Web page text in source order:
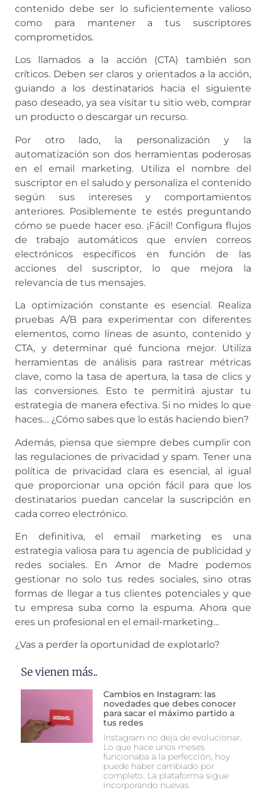
contenido debe ser lo suficientemente valioso
como para mantener a tus suscriptores
comprometidos.
Los llamados a la acción (CTA) también son
críticos. Deben ser claros y orientados a la acción,
guiando a los destinatarios hacia el siguiente
paso deseado, ya sea visitar tu sitio web, comprar
un producto o descargar un recurso.
Por otro lado, la personalización y la
automatización son dos herramientas poderosas
en el email marketing. Utiliza el nombre del
suscriptor en el saludo y personaliza el contenido
según sus intereses y comportamientos
anteriores. Posiblemente te estés preguntando
cómo se puede hacer eso. ¡Fácil! Configura flujos
de trabajo automáticos que envíen correos
electrónicos específicos en función de las
acciones del suscriptor, lo que mejora la
relevancia de tus mensajes.
La optimización constante es esencial. Realiza
pruebas A/B para experimentar con diferentes
elementos, como líneas de asunto, contenido y
CTA, y determinar qué funciona mejor. Utiliza
herramientas de análisis para rastrear métricas
clave, como la tasa de apertura, la tasa de clics y
las conversiones. Esto te permitirá ajustar tu
estrategia de manera efectiva. Si no mides lo que
haces… ¿Cómo sabes que lo estás haciendo bien?
Además, piensa que siempre debes cumplir con
las regulaciones de privacidad y spam. Tener una
política de privacidad clara es esencial, al igual
que proporcionar una opción fácil para que los
destinatarios puedan cancelar la suscripción en
cada correo electrónico.
En definitiva, el email marketing es una
estrategia valiosa para tu agencia de publicidad y
redes sociales. En Amor de Madre podemos
gestionar no solo tus redes sociales, sino otras
formas de llegar a tus clientes potenciales y que
tu empresa suba como la espuma. Ahora que
eres un profesional en el email-marketing…
¿Vas a perder la oportunidad de explotarlo?
Se vienen más..
Cambios en Instagram: las
novedades que debes conocer
para sacar el máximo partido a
tus redes
Instagram no deja de evolucionar.
Lo que hace unos meses
funcionaba a la perfección, hoy
puede haber cambiado por
completo. La plataforma sigue
incorporando nuevas